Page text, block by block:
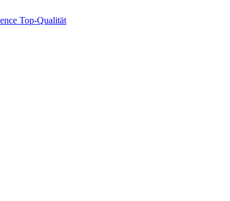
Top-Qualität